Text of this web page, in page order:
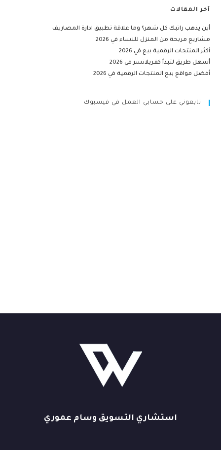
آخر المقالات
أين يذهب راتبك كل شهر؟ وما علاقة تطبيق ادارة المصاريف
مشاريع مربحة من المنزل للنساء في 2026
أكثر المنتجات الرقمية بيع في 2026
أسهل طريق لتبدأ كفريلانسر في 2026
أفضل مواقع بيع المنتجات الرقمية في 2026
تابعوني على حسابي العمل في فيسبوك
استشاري التسويق وسام عموري